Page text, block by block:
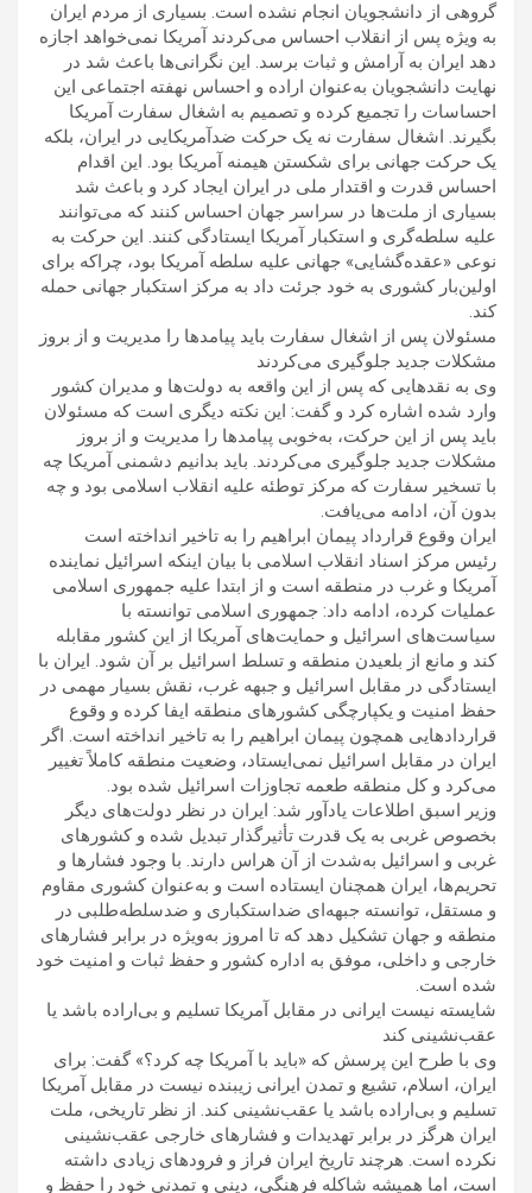
گروهی از دانشجویان انجام نشده است. بسیاری از مردم ایران
به ویژه پس از انقلاب احساس می‌کردند آمریکا نمی‌خواهد اجازه
دهد ایران به آرامش و ثبات برسد. این نگرانی‌ها باعث شد در
نهایت دانشجویان به‌عنوان اراده و احساس نهفته اجتماعی این
احساسات را تجمیع کرده و تصمیم به اشغال سفارت آمریکا
بگیرند. اشغال سفارت نه یک حرکت ضدآمریکایی در ایران، بلکه
یک حرکت جهانی برای شکستن هیمنه آمریکا بود. این اقدام
احساس قدرت و اقتدار ملی در ایران ایجاد کرد و باعث شد
بسیاری از ملت‌ها در سراسر جهان احساس کنند که می‌توانند
علیه سلطه‌گری و استکبار آمریکا ایستادگی کنند. این حرکت به
نوعی «عقده‌گشایی» جهانی علیه سلطه آمریکا بود، چراکه برای
اولین‌بار کشوری به خود جرئت داد به مرکز استکبار جهانی حمله
کند.
مسئولان پس از اشغال سفارت باید پیامدها را مدیریت و از بروز
مشکلات جدید جلوگیری می‌کردند
وی به نقدهایی که پس از این واقعه به دولت‌ها و مدیران کشور
وارد شده اشاره کرد و گفت: این نکته دیگری است که مسئولان
باید پس از این حرکت، به‌خوبی پیامدها را مدیریت و از بروز
مشکلات جدید جلوگیری می‌کردند. باید بدانیم دشمنی آمریکا چه
با تسخیر سفارت که مرکز توطئه علیه انقلاب اسلامی بود و چه
بدون آن، ادامه می‌یافت.
ایران وقوع قرارداد پیمان ابراهیم را به تاخیر انداخته است
رئیس مرکز اسناد انقلاب اسلامی با بیان اینکه اسرائیل نماینده
آمریکا و غرب در منطقه است و از ابتدا علیه جمهوری اسلامی
عملیات کرده، ادامه داد: جمهوری اسلامی توانسته با
سیاست‌های اسرائیل و حمایت‌های آمریکا از این کشور مقابله
کند و مانع از بلعیدن منطقه و تسلط اسرائیل بر آن شود. ایران با
ایستادگی در مقابل اسرائیل و جبهه غرب، نقش بسیار مهمی در
حفظ امنیت و یکپارچگی کشورهای منطقه ایفا کرده و وقوع
قراردادهایی همچون پیمان ابراهیم را به تاخیر انداخته است. اگر
ایران در مقابل اسرائیل نمی‌ایستاد، وضعیت منطقه کاملاً تغییر
می‌کرد و کل منطقه طعمه تجاوزات اسرائیل شده بود.
وزیر اسبق اطلاعات یادآور شد: ایران در نظر دولت‌های دیگر
بخصوص غربی به یک قدرت تأثیرگذار تبدیل شده و کشورهای
غربی و اسرائیل به‌شدت از آن هراس دارند. با وجود فشارها و
تحریم‌ها، ایران همچنان ایستاده است و به‌عنوان کشوری مقاوم
و مستقل، توانسته جبهه‌ای ضداستکباری و ضدسلطه‌طلبی در
منطقه و جهان تشکیل دهد که تا امروز به‌ویژه در برابر فشارهای
خارجی و داخلی، موفق به اداره کشور و حفظ ثبات و امنیت خود
شده است.
شایسته نیست ایرانی در مقابل آمریکا تسلیم و بی‌اراده باشد یا
عقب‌نشینی کند
وی با طرح این پرسش که «باید با آمریکا چه کرد؟» گفت: برای
ایران، اسلام، تشیع و تمدن ایرانی زیبنده نیست در مقابل آمریکا
تسلیم و بی‌اراده باشد یا عقب‌نشینی کند. از نظر تاریخی، ملت
ایران هرگز در برابر تهدیدات و فشارهای خارجی عقب‌نشینی
نکرده است. هرچند تاریخ ایران فراز و فرودهای زیادی داشته
است، اما همیشه شاکله فرهنگی، دینی و تمدنی خود را حفظ و